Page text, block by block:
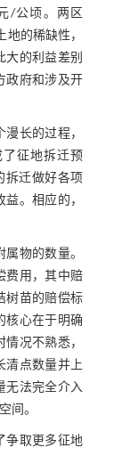
/公顷。两区
地的稀缺性，
的利益差别
政府和涉及开
长的过程，
征地拆迁预
拆迁做好各项
。相应的，
物的数量。
费用，其中赔
树苗的赔偿标
核心在于明确
况不熟悉，
清点数量并上
无法完全介入
间。
争取更多征地